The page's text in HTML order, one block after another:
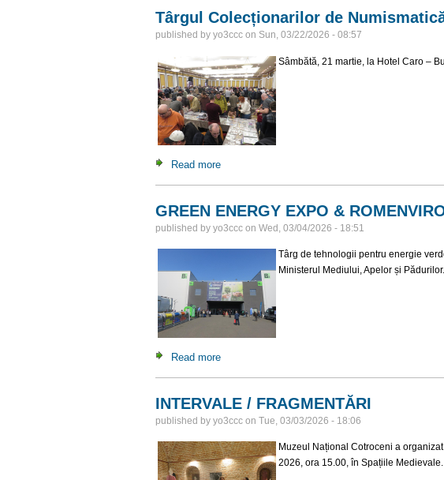
Târgul Colecționarilor de
published by yo3ccc on Sun, 03/22/2026 - 08:57
Sâmbătă, 21 martie, la Hotel Caro –
Read more
GREEN ENERGY EXPO &
published by yo3ccc on Wed, 03/04/2026 - 18:51
Târg de tehnologii pentru energie
Ministerul Mediului, Apelor și Pădurilor.
Read more
INTERVALE / FRAGMENTĂRI
published by yo3ccc on Tue, 03/03/2026 - 18:06
Muzeul Național Cotroceni a
2026, ora 15.00, în Spațiile Medievale.